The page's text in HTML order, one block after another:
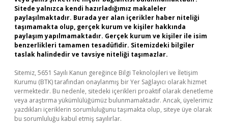
Sitede yalnızca kendi hazırladığımız makaleler
paylaşılmaktadır. Burada yer alan içerikler haber niteliği
taşımamakta olup, gerçek kurum ve kişiler hakkında
paylaşım yapılmamaktadır. Gerçek kurum ve kişiler ile isim
benzerlikleri tamamen tesadüfidir. Sitemizdeki bilgiler
taslak halindedir ve tavsiye niteliği taşımazlar.
Sitemiz, 5651 Sayılı Kanun gereğince Bilgi Teknolojileri ve İletişim
Kurumu (BTK) tarafından onaylanmış bir Yer Sağlayıcı olarak hizmet
vermektedir. Bu nedenle, sitedeki içerikleri proaktif olarak denetleme
veya araştırma yükümlülüğümüz bulunmamaktadır. Ancak, üyelerimiz
yazdıkları içeriklerin sorumluluğunu taşımakta olup, siteye üye olarak
bu sorumluluğu kabul etmiş sayılırlar.